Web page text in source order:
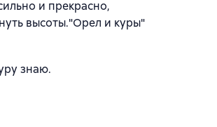
и прекрасно,
высоты."Орел и куры"
знаю.